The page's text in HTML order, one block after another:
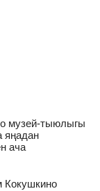
музей-тыюлыгы
яңадан
ача
Кокушкино